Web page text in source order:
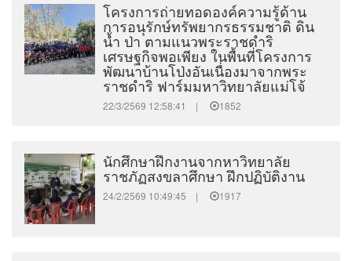
โครงการถ่ายทอดองค์ความรู้ด้าน
การอนุรักษ์ทรัพยากรธรรมชาติ ดิน
น้ำ ป่า ตามแนวพระราชดำริ
เศรษฐกิจพอเพียง ในพื้นที่โครงการ
พัฒนาบ้านโป่งอันเนื่องมาจากพระ
ราชดำริ ฟาร์มมหาวิทยาลัยแม่โจ้
22/3/2569 12:58:41 | 1852
นักศึกษาฝึกงานจากหาวิทยาลัย
ราชภัฏสงขลาศึกษา ฝึกปฏิบัติงาน
24/2/2569 10:49:45 | 1917